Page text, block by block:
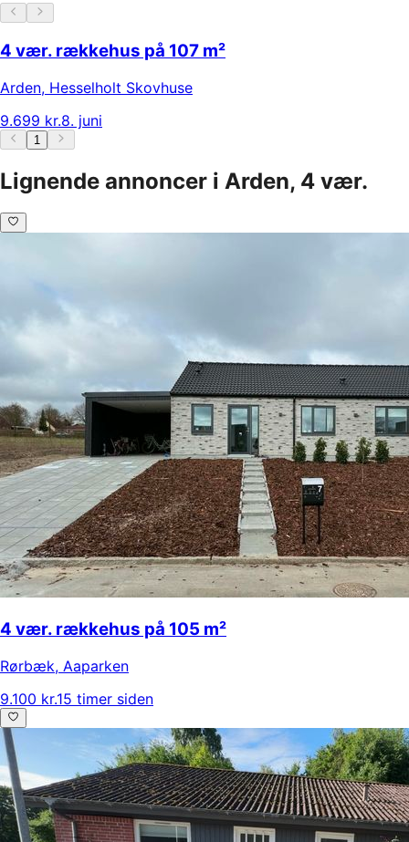
4 vær. rækkehus på 107 m²
Arden, Hesselholt Skovhuse
9.699 kr.8. juni
1
Lignende annoncer i Arden, 4 vær.
4 vær. rækkehus på 105 m²
Rørbæk, Aaparken
9.100 kr.15 timer siden